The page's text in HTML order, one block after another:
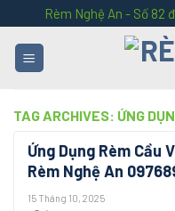
to
content
Rèm Nghệ An - Số 82
TAG ARCHIVES: ỨNG
Ứng Dụng Rèm Cầu
Rèm Nghệ An
15 Tháng 10, 2025